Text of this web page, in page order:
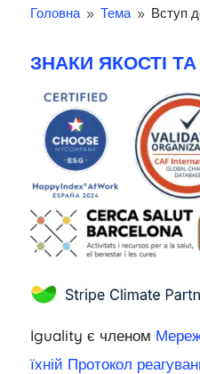
Головна 9 Тема 9 Вступ
ЗНАКИ ЯКОСТІ
Iguality є членом
їхній Протокол